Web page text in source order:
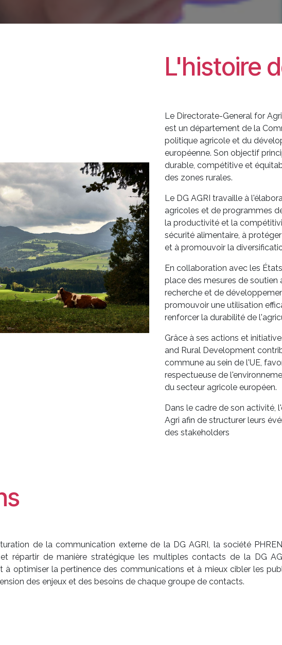
L'histoire
Le Directorate-General for
est un département de la
politique agricole et du
européenne. Son objectif
durable, compétitive et
des zones rurales.
Le DG AGRI travaille à
agricoles et de programmes
la productivité et la
sécurité alimentaire, à
et à promouvoir la
En collaboration avec les
place des mesures de soutien
recherche et de
promouvoir une utilisation
renforcer la durabilité de
Grâce à ses actions et
and Rural Development
commune au sein de l'UE,
respectueuse de
du secteur agricole européen.
Dans le cadre de son activité,
Agri afin de structurer leurs
des stakeholders
de la communication externe de la DG AGRI, la société
répartir de manière stratégique les multiples contacts de la DG
à optimiser la pertinence des communications et à mieux cibler les
des enjeux et des besoins de chaque groupe de contacts.